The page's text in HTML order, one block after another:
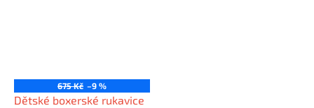
675 Kč –9 %
Dětské boxerské rukavice